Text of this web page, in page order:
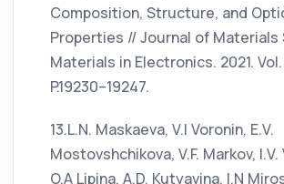
Composition, Structure, and
Properties // Journal of Materials
Materials in Electronics. 2021. Vol.
P.19230–19247.
13.L.N. Maskaeva, V.I Voronin, E.V.
Mostovshchikova, V.F. Markov, I.V.
O.A Lipina, A.D. Kutyavina, I.N